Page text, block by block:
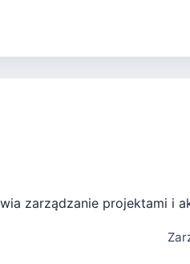
zarządzanie projektami i